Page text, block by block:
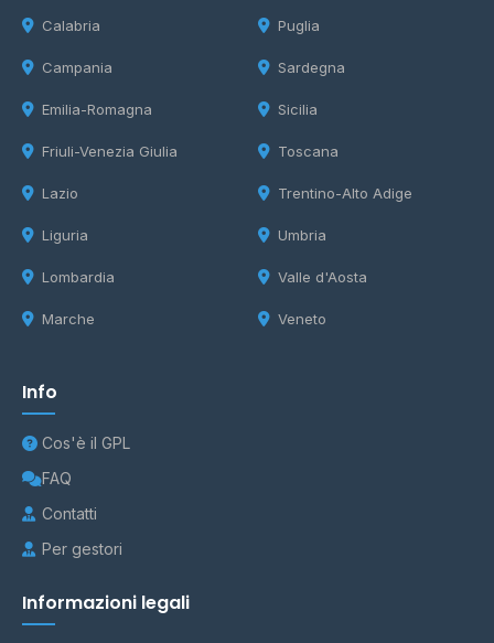
Calabria
Campania
Emilia-Romagna
Friuli-Venezia Giulia
Lazio
Liguria
Lombardia
Marche
Puglia
Sardegna
Sicilia
Toscana
Trentino-Alto Adige
Umbria
Valle d'Aosta
Veneto
Info
Cos'è il GPL
FAQ
Contatti
Per gestori
Informazioni legali